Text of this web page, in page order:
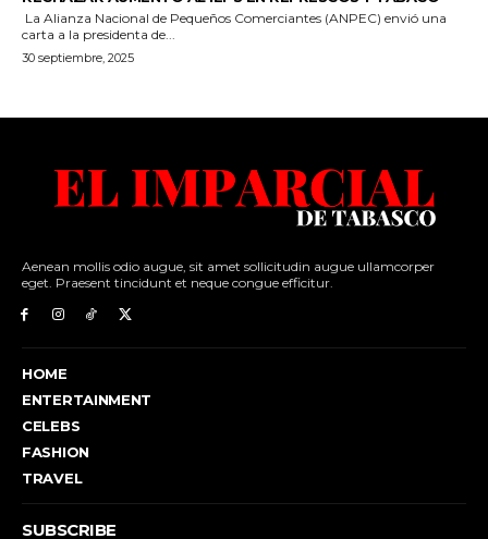
Aenean mollis odio augue, sit amet sollicitudin augue ullamcorper
eget. Praesent tincidunt et neque congue efficitur.
HOME
ENTERTAINMENT
CELEBS
FASHION
TRAVEL
SUBSCRIBE